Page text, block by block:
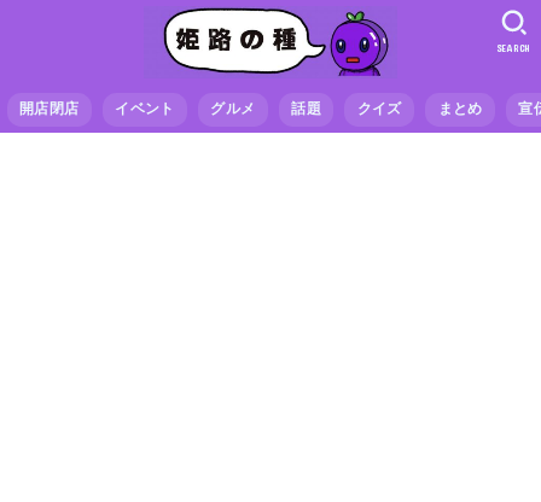
開店閉店 イベント グルメ 話題 クイズ まとめ 宣
SEARCH